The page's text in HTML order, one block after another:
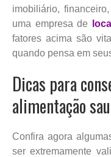
imobiliário,
uma empresa de
fatores acima são
quando pensa em
Dicas para
alimentação
Confira agora
ser extremamente